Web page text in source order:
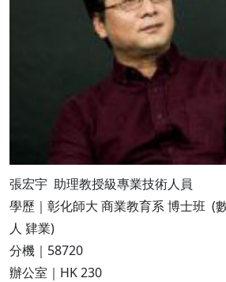
張宏宇 助理教授級專業技術人員
學歷｜彰化師大 商業教育系 博士班 (
人 肄業)
分機｜58720
辦公室｜HK 230